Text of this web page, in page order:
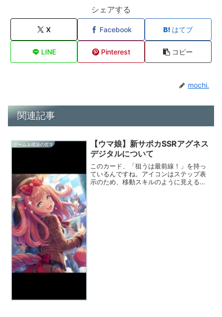
シェアする
X Facebook はてブ
LINE Pinterest コピー
mochi.
関連記事
ゲーム＆構築の哲学
【ウマ娘】新サポカSSRアグネス
デジタルについて
このカード、「狙うは最前線！」を持っ
ているんですね。アイコンはステップ表
示のため、移動スキルのように見えるん